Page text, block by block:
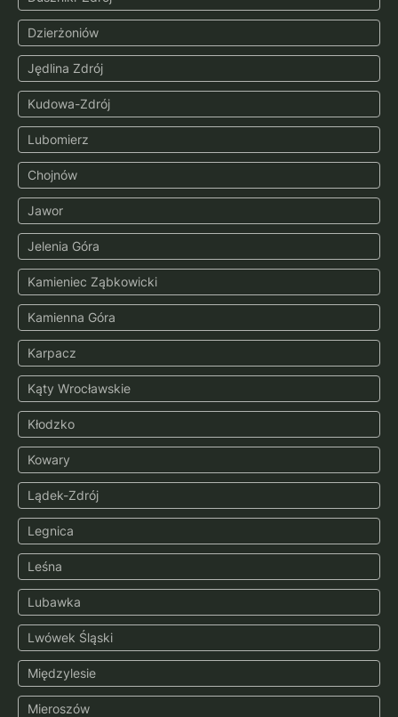
Dzierżoniów
Jędlina Zdrój
Kudowa-Zdrój
Lubomierz
Chojnów
Jawor
Jelenia Góra
Kamieniec Ząbkowicki
Kamienna Góra
Karpacz
Kąty Wrocławskie
Kłodzko
Kowary
Lądek-Zdrój
Legnica
Leśna
Lubawka
Lwówek Śląski
Międzylesie
Mieroszów